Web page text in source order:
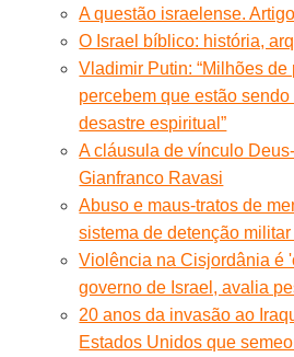
A questão israelense.
O Israel bíblico: história,
Vladimir Putin: “Milhões
percebem que estão
desastre espiritual”
A cláusula de vínculo
Gianfranco Ravasi
Abuso e maus-tratos de
sistema de detenção
Violência na Cisjordânia é
governo de Israel, avalia
20 anos da invasão ao
Estados Unidos que